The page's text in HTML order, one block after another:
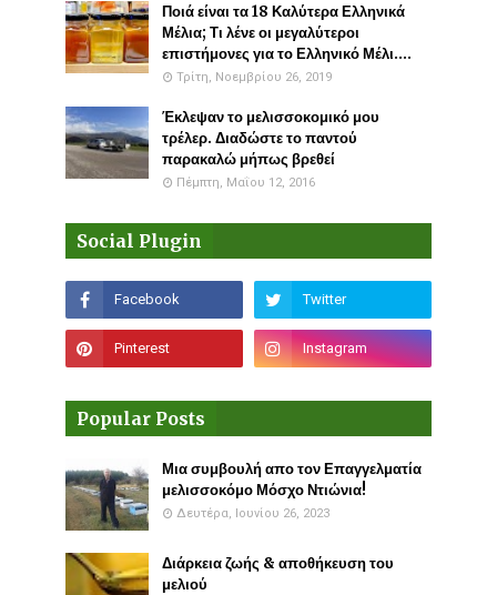
Ποιά είναι τα 18 Καλύτερα Ελληνικά
Μέλια; Τι λένε οι μεγαλύτεροι
επιστήμονες για το Ελληνικό Μέλι....
Τρίτη, Νοεμβρίου 26, 2019
Έκλεψαν το μελισσοκομικό μου
τρέλερ. Διαδώστε το παντού
παρακαλώ μήπως βρεθεί
Πέμπτη, Μαΐου 12, 2016
Social Plugin
Popular Posts
Μια συμβουλή απο τον Επαγγελματία
μελισσοκόμο Μόσχο Ντιώνια!
Δευτέρα, Ιουνίου 26, 2023
Διάρκεια ζωής & αποθήκευση του
μελιού